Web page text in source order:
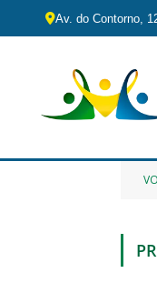
Av. do Contorno,